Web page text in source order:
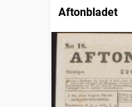
Aftonbladet